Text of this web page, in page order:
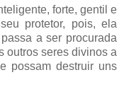
forte, gentil e
protetor, pois, ela
a ser procurada
outros seres divinos a
possam destruir uns